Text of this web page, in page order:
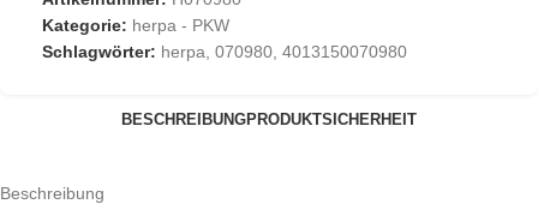
Kategorie: herpa - PKW
Schlagwörter: herpa, 070980, 4013150070980
BESCHREIBUNGPRODUKTSICHERHEIT
Beschreibung